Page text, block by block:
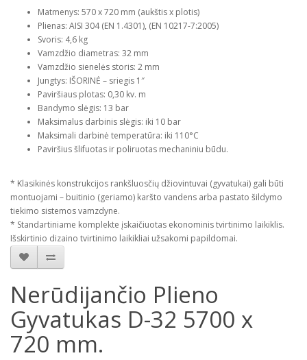
Matmenys: 570 x 720 mm (aukštis x plotis)
Plienas: AISI 304 (EN 1.4301), (EN 10217-7:2005)
Svoris: 4,6 kg
Vamzdžio diametras: 32 mm
Vamzdžio sienelės storis: 2 mm
Jungtys: IŠORINĖ – sriegis 1″
Paviršiaus plotas: 0,30 kv. m
Bandymo slėgis: 13 bar
Maksimalus darbinis slėgis: iki 10 bar
Maksimali darbinė temperatūra: iki 110°C
Paviršius šlifuotas ir poliruotas mechaniniu būdu.
* Klasikinės konstrukcijos rankšluosčių džiovintuvai (gyvatukai) gali būti
montuojami – buitinio (geriamo) karšto vandens arba pastato šildymo
tiekimo sistemos vamzdyne.
* Standartiniame komplekte įskaičiuotas ekonominis tvirtinimo laikiklis.
Išskirtinio dizaino tvirtinimo laikikliai užsakomi papildomai.
Nerūdijančio Plieno
Gyvatukas D-32 5700 x
720 mm.